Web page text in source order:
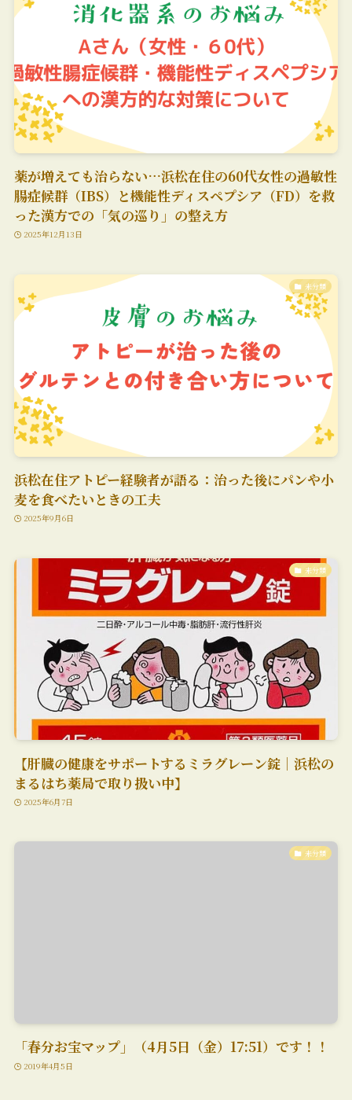
薬が増えても治らない…浜松在住の60代女性の過敏性
腸症候群（IBS）と機能性ディスペプシア（FD）を救
った漢方での「気の巡り」の整え方
2025年12月13日
未分類
浜松在住アトピー経験者が語る：治った後にパンや小
麦を食べたいときの工夫
2025年9月6日
未分類
【肝臓の健康をサポートするミラグレーン錠｜浜松の
まるはち薬局で取り扱い中】
2025年6月7日
未分類
「春分お宝マップ」（4月5日（金）17:51）です！！
2019年4月5日